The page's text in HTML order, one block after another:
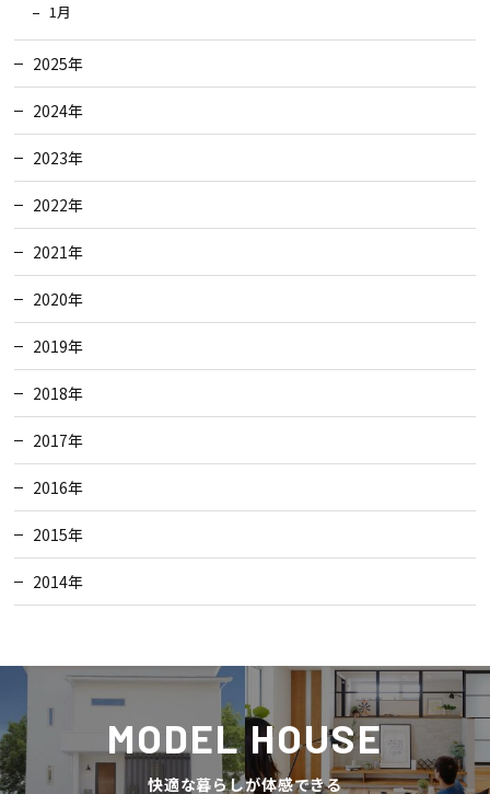
1月
2025年
2024年
2023年
2022年
2021年
2020年
2019年
2018年
2017年
2016年
2015年
2014年
MODEL HOUSE
快適な暮らしが体感できる